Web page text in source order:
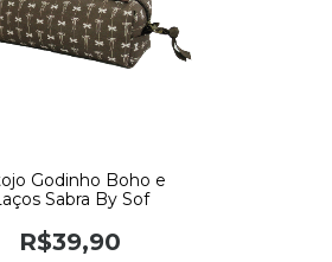
Godinho Boho e
Sabra By Sof
R$39,90